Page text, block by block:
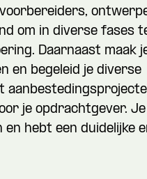
om in diverse fases
Daarnaast maak
en begeleid je diverse
je opdrachtgever.
hebt een duidelijke